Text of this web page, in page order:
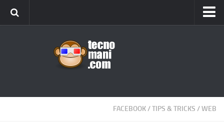
FACEBOOK/TIPS & TRICKS /WEB